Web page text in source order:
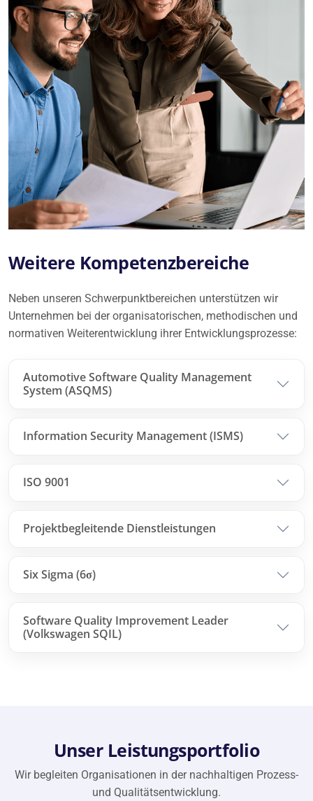
Weitere Kompetenzbereiche
Neben unseren Schwerpunktbereichen unterstützen wir
Unternehmen bei der organisatorischen, methodischen und
normativen Weiterentwicklung ihrer Entwicklungsprozesse:
Automotive Software Quality Management
System (ASQMS)
Information Security Management (ISMS)
ISO 9001
Projektbegleitende Dienstleistungen
Six Sigma (6σ)
Software Quality Improvement Leader
(Volkswagen SQIL)
Unser Leistungsportfolio
Wir begleiten Organisationen in der nachhaltigen Prozess-
und Qualitätsentwicklung.